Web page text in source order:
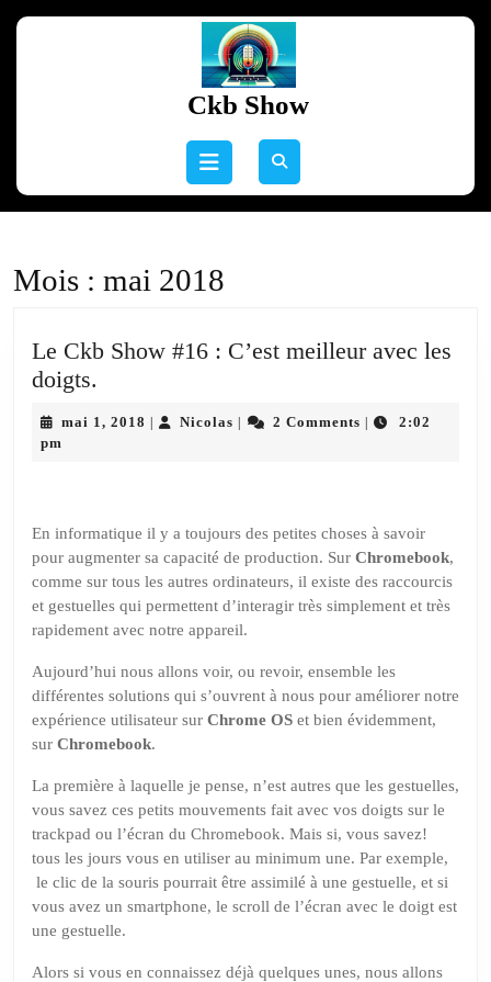
Ckb Show
Open
Mois : mai 2018
Le Ckb Show #16 : C’est meilleur avec les
doigts.
Show
C’est
meilleur
avec
les
doigts.
mai 1, 2018 mai
Nicolas Nicolas2 Comments
2:02
pm
En informatique il y a toujours des petites choses à savoir
pour augmenter sa capacité de production. Sur Chromebook,
comme sur tous les autres ordinateurs, il existe des raccourcis
et gestuelles qui permettent d’interagir très simplement et très
rapidement avec notre appareil.
Aujourd’hui nous allons voir, ou revoir, ensemble les
différentes solutions qui s’ouvrent à nous pour améliorer notre
expérience utilisateur sur Chrome OS et bien évidemment,
sur Chromebook.
La première à laquelle je pense, n’est autres que les gestuelles,
vous savez ces petits mouvements fait avec vos doigts sur le
trackpad ou l’écran du Chromebook. Mais si, vous savez!
tous les jours vous en utiliser au minimum une. Par exemple,
le clic de la souris pourrait être assimilé à une gestuelle, et si
vous avez un smartphone, le scroll de l’écran avec le doigt est
une gestuelle.
Alors si vous en connaissez déjà quelques unes, nous allons